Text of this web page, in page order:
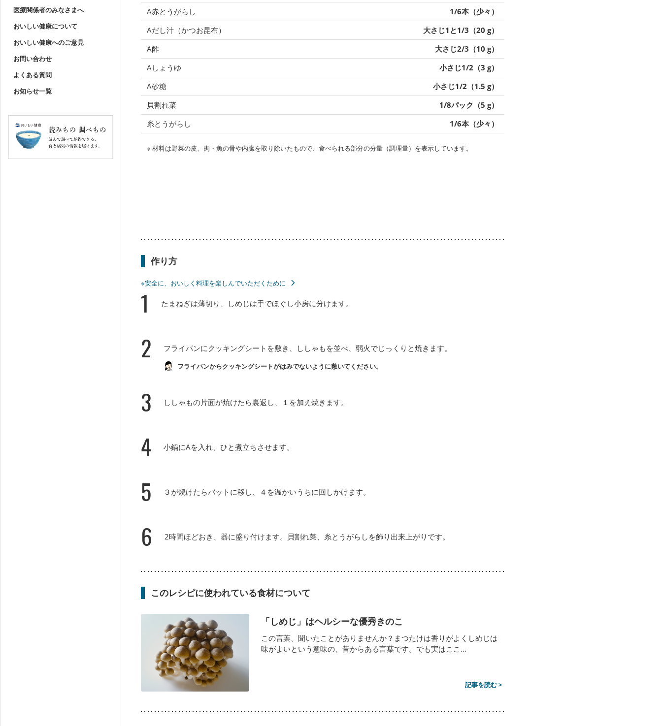
医療関係者のみなさまへ
おいしい健康について
おいしい健康へのご意見
お問い合わせ
よくある質問
お知らせ一覧
A赤とうがらし
1/6本（少々）
Aだし汁（かつお昆布）
大さじ1と1/3（20 g）
A酢
大さじ2/3（10 g）
Aしょうゆ
小さじ1/2（3 g）
A砂糖
小さじ1/2（1.5 g）
貝割れ菜
1/8パック（5 g）
糸とうがらし
1/6本（少々）
※ 材料は野菜の皮、肉・魚の骨や内臓を取り除いたもので、食べられる部分の分量（調理量）を表示しています。
作り方
※安全に、おいしく料理を楽しんでいただくために
1 たまねぎは薄切り、しめじは手でほぐし小房に分けます。
2 フライパンにクッキングシートを敷き、ししゃもを並べ、弱火でじっくりと焼きます。
フライパンからクッキングシートがはみでないように敷いてください。
3 ししゃもの片面が焼けたら裏返し、１を加え焼きます。
4 小鍋にAを入れ、ひと煮立ちさせます。
5 ３が焼けたらバットに移し、４を温かいうちに回しかけます。
6 2時間ほどおき、器に盛り付けます。貝割れ菜、糸とうがらしを飾り出来上がりです。
このレシピに使われている食材について
「しめじ」はヘルシーな優秀きのこ
この言葉、聞いたことがありませんか？まつたけは香りがよくしめじは
味がよいという意味の、昔からある言葉です。でも実はここ...
記事を読む >